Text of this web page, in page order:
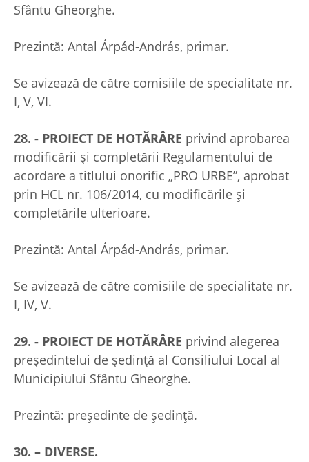
Sfântu Gheorghe.
Prezintă: Antal Árpád-András, primar.
Se avizează de către comisiile de specialitate nr.
I, V, VI.
28. - PROIECT DE HOTĂRÂRE privind aprobarea
modificării și completării Regulamentului de
acordare a titlului onorific „PRO URBE”, aprobat
prin HCL nr. 106/2014, cu modificările și
completările ulterioare.
Prezintă: Antal Árpád-András, primar.
Se avizează de către comisiile de specialitate nr.
I, IV, V.
29. - PROIECT DE HOTĂRÂRE privind alegerea
preşedintelui de şedinţă al Consiliului Local al
Municipiului Sfântu Gheorghe.
Prezintă: preşedinte de şedinţă.
30. – DIVERSE.